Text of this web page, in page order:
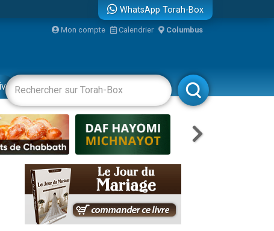
le temps
maman
WhatsApp Torah-Box
Mon compte Calendrier Columbus
Livres Rabbanim